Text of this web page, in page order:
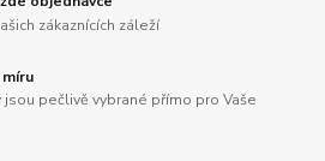
zákaznících záleží
jsou pečlivě vybrané přímo pro Vaše